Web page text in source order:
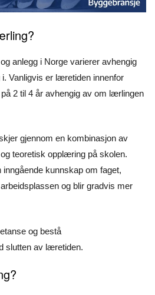
anlegg i Norge varierer avhengig
Vanligvis er læretiden innenfor
2 til 4 år avhengig av om lærlingen
gjennom en kombinasjon av
teoretisk opplæring på skolen.
kunnskap om faget,
og blir gradvis mer
og bestå
slutten av læretiden.